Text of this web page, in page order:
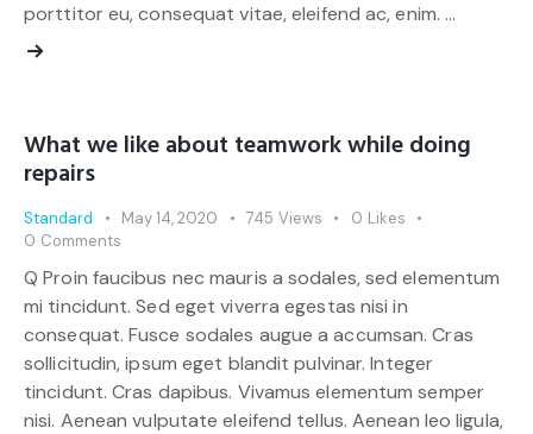
porttitor eu, consequat vitae, eleifend ac, enim. …
What we like about teamwork while doing
repairs
Standard May 14, 2020 745 Views 0 Likes
0 Comments
Q Proin faucibus nec mauris a sodales, sed elementum
mi tincidunt. Sed eget viverra egestas nisi in
consequat. Fusce sodales augue a accumsan. Cras
sollicitudin, ipsum eget blandit pulvinar. Integer
tincidunt. Cras dapibus. Vivamus elementum semper
nisi. Aenean vulputate eleifend tellus. Aenean leo ligula,